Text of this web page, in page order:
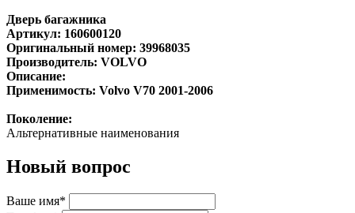
Дверь багажника
Артикул: 160600120
Оригинальный номер: 39968035
Производитель: VOLVO
Описание:
Применимость: Volvo V70 2001-2006
Поколение:
Альтернативные наименования
Новый вопрос
Ваше имя*